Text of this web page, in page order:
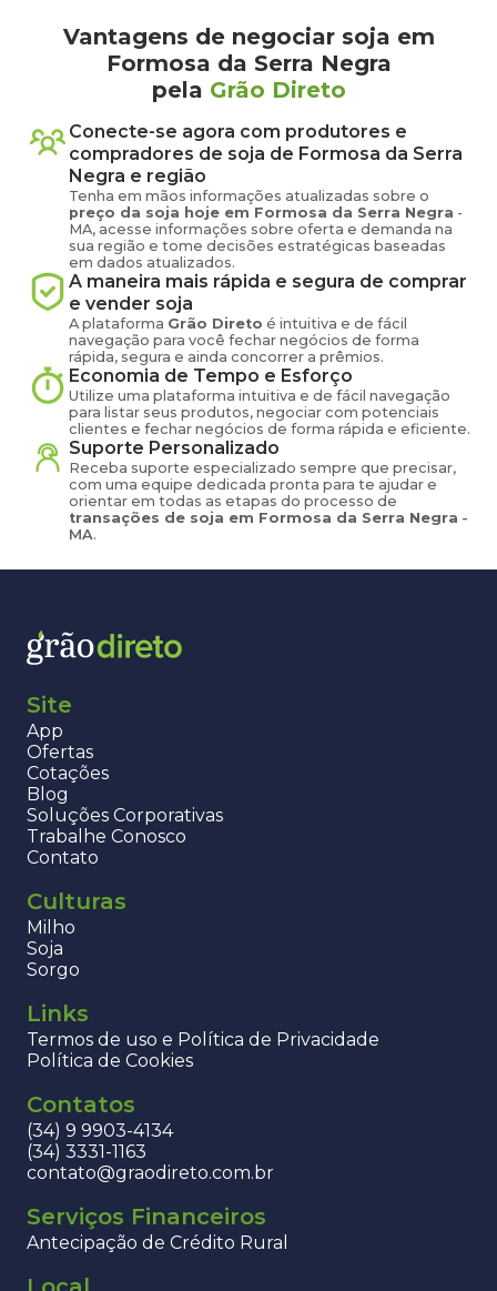
Vantagens de negociar soja em
Formosa da Serra Negra
pela Grão Direto
Conecte-se agora com produtores e
compradores de soja de Formosa da Serra
Negra e região
Tenha em mãos informações atualizadas sobre o
preço da soja hoje em Formosa da Serra Negra -
MA, acesse informações sobre oferta e demanda na
sua região e tome decisões estratégicas baseadas
em dados atualizados.
A maneira mais rápida e segura de comprar
e vender soja
A plataforma Grão Direto é intuitiva e de fácil
navegação para você fechar negócios de forma
rápida, segura e ainda concorrer a prêmios.
Economia de Tempo e Esforço
Utilize uma plataforma intuitiva e de fácil navegação
para listar seus produtos, negociar com potenciais
clientes e fechar negócios de forma rápida e eficiente.
Suporte Personalizado
Receba suporte especializado sempre que precisar,
com uma equipe dedicada pronta para te ajudar e
orientar em todas as etapas do processo de
transações de soja em Formosa da Serra Negra -
MA.
Site
App
Ofertas
Cotações
Blog
Soluções Corporativas
Trabalhe Conosco
Contato
Culturas
Milho
Soja
Sorgo
Links
Termos de uso e Política de Privacidade
Política de Cookies
Contatos
(34) 9 9903-4134
(34) 3331-1163
contato@graodireto.com.br
Serviços Financeiros
Antecipação de Crédito Rural